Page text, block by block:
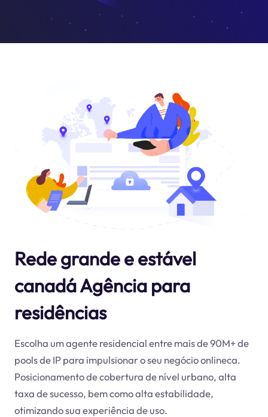
Rede grande e estável
canadá Agência para
residências
Escolha um agente residencial entre mais de 90M+ de
pools de IP para impulsionar o seu negócio onlineca.
Posicionamento de cobertura de nível urbano, alta
taxa de sucesso, bem como alta estabilidade,
otimizando sua experiência de uso.